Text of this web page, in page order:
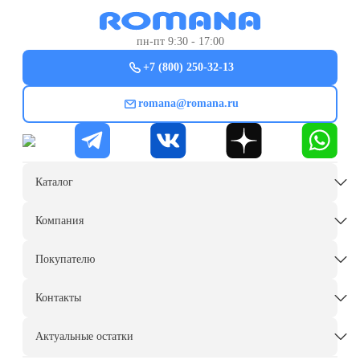
пн-пт 9:30 - 17:00
+7 (800) 250-32-13
romana@romana.ru
Каталог
Компания
Покупателю
Контакты
Актуальные остатки